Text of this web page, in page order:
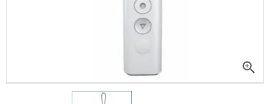
